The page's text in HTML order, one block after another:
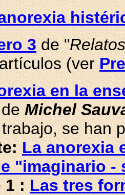
3de "
(ver
en la
de Michel
se han
La anorexia
"imaginario -
1 :Las tres